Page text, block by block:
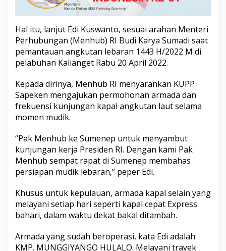
a
u
n
S
u
m
e
e
p
Hal itu, lanjut Edi Kuswanto, sesuai arahan Menteri
Perhubungan (Menhub) RI Budi Karya Sumadi saat
pemantauan angkutan lebaran 1443 H/2022 M di
pelabuhan Kalianget Rabu 20 April 2022.
Kepada dirinya, Menhub RI menyarankan KUPP
Sapeken mengajukan permohonan armada dan
frekuensi kunjungan kapal angkutan laut selama
momen mudik.
“Pak Menhub ke Sumenep untuk menyambut
kunjungan kerja Presiden RI. Dengan kami Pak
Menhub sempat rapat di Sumenep membahas
persiapan mudik lebaran,” peper Edi.
Khusus untuk kepulauan, armada kapal selain yang
melayani setiap hari seperti kapal cepat Express
bahari, dalam waktu dekat bakal ditambah.
Armada yang sudah beroperasi, kata Edi adalah
KMP. MUNGGIYANGO HULALO. Melayani trayek